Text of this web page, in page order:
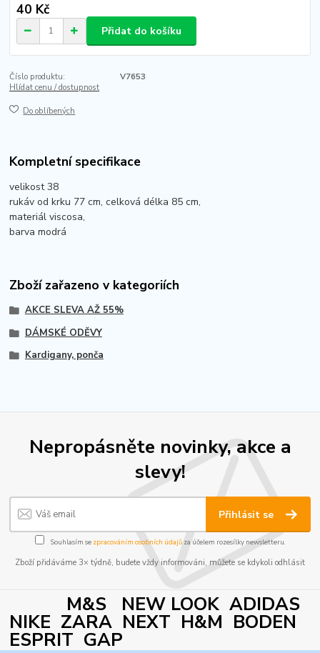
40 Kč
Přidat do košíku
Číslo produktu:
V7653
Hlídat cenu / dostupnost
Do oblíbených
Kompletní specifikace
velikost 38
rukáv od krku 77 cm, celková délka 85 cm,
materiál viscosa,
barva modrá
Zboží zařazeno v kategoriích
AKCE SLEVA AŽ 55%
DÁMSKÉ ODĚVY
Kardigany, ponča
Nepropásněte novinky, akce a
slevy!
Přihlásit se
Souhlasím se zpracováním osobních údajůza účelem rozesílky newsletteru.
Zboží přidáváme 3× týdně, budete vždy informováni, můžete se kdykoli odhlásit
M&S NEW LOOK ADIDAS
NIKE ZARA NEXT H&M BODEN
ESPRIT GAP